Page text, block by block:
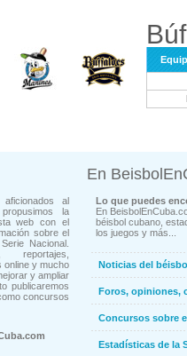
al
la
web con el
sobre el
Nacional.
reportajes,
online y mucho
y ampliar
publicaremos
concursos
En
Lo que puedes
En
béisbol cubano,
los juegos y más...
Noticias del
Foros, opiniones,
Concursos sobre
Estadísticas de la